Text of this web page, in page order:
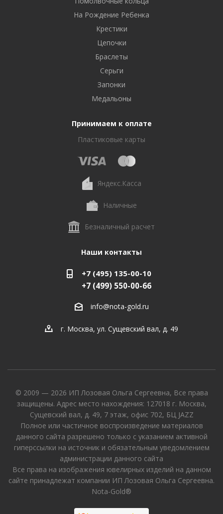
На Рождение Ребенка
Крестики
Цепочки
Браслеты
Серьги
Запонки
Медальоны
Принимаем к оплате
Пластиковые карты
Яндекс.Касса
Наличные
Безналичный расчет
Наши контакты
+7 (495) 135-00-10
+7 (499) 550-00-66
info@nota-gold.ru
г. Москва, ул. Сущевский вал, д. 49
© 2009 — 2026 ИП Лозовая Ольга Сергеевна, Все права
защищены. Адрес место нахождения: 127018 г. Москва,
Сущевский вал, д. 49, 7 этаж, офис 702, БЦ JAZZ
Полное или частичное воспроизведение материалов
данного сайта разрешено только с указанием активной
гиперссылки на источник и обязательным уведомлением
администрации данного сайта
Все права на изображения ювелирных изделий на данном
сайте принадлежат компании ИП Лозовая Ольга Сергеевна.
Nota-Gold®